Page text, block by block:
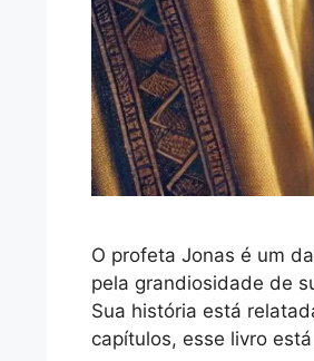
O profeta Jonas é um
pela grandiosidade de
Sua história está
capítulos, esse livro